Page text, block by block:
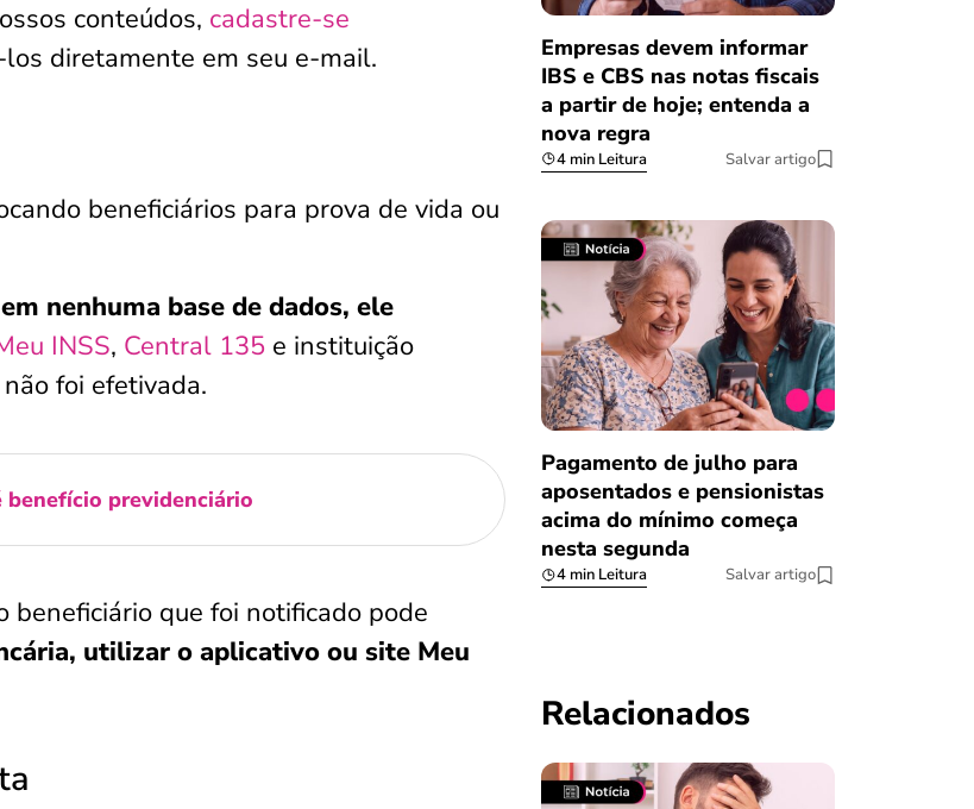
conteúdos, cadastre-se
diretamente em seu e-mail.
beneficiários para prova de vida ou
nenhuma base de dados, ele
INSS, Central 135 e instituição
foi efetivada.
benefício previdenciário
beneficiário que foi notificado pode
utilizar o aplicativo ou site Meu
Empresas devem informar
IBS e CBS nas notas fiscais
a partir de hoje; entenda a
nova regra
4 min Leitura Salvar artigo
Pagamento de julho para
aposentados e pensionistas
acima do mínimo começa
nesta segunda
4 min Leitura Salvar artigo
Relacionados